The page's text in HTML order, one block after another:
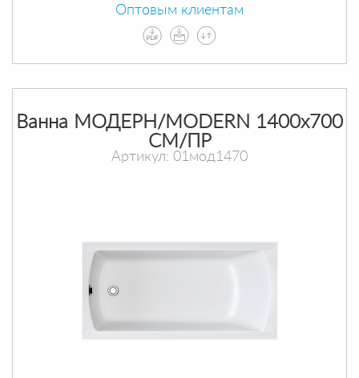
Оптовым клиентам
Ванна МОДЕРН/MODERN 1400х700
СМ/ПР
Артикул: 01мод1470